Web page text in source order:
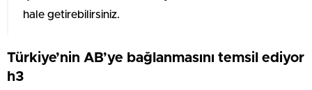
hale getirebilirsiniz.
Türkiye’nin AB’ye bağlanmasını temsil ediyor
h3